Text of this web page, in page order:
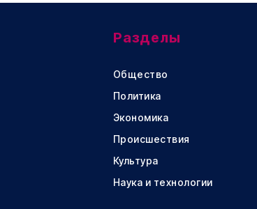
Разделы
Общество
Политика
Экономика
Происшествия
Культура
Наука и технологии